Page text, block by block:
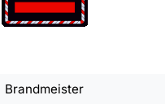
Brandmeister